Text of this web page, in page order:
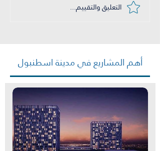
شراء فلل في اسطنبول
التعليق والتقييم...
أهم المشاريع في مدينة اسطنبول